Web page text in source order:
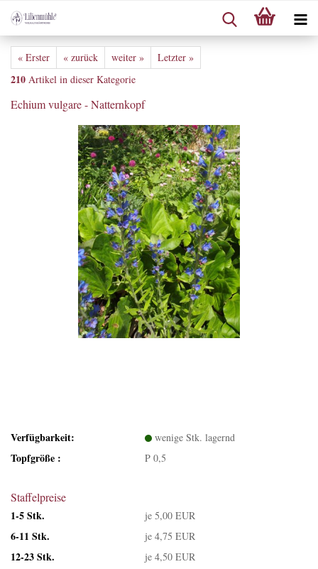
« Erster « zurück weiter » Letzter »
210 Artikel in dieser Kategorie
Echium vulgare - Natternkopf
Verfügbarkeit: wenige Stk. lagernd
Topfgröße : P 0,5
Staffelpreise
1-5 Stk.
je 5,00 EUR
6-11 Stk. je 4,75 EUR
12-23 Stk. je 4,50 EUR